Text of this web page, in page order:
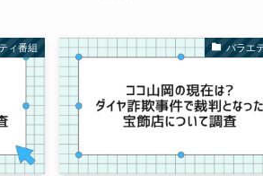
ィ番組 バラエ